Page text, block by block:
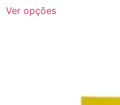
Ver opções